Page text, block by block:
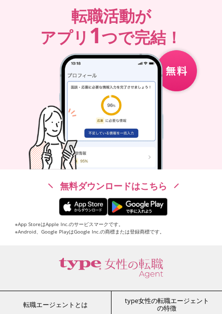
転職活動が
アプリ 1つで完結！
無料ダウンロードはこちら
※App StoreはApple Inc.のサービスマークです。
※Android、Google PlayはGoogle Inc.の商標または登録商標です。
転職エージェントとは
type女性の転職エージェント
の特徴